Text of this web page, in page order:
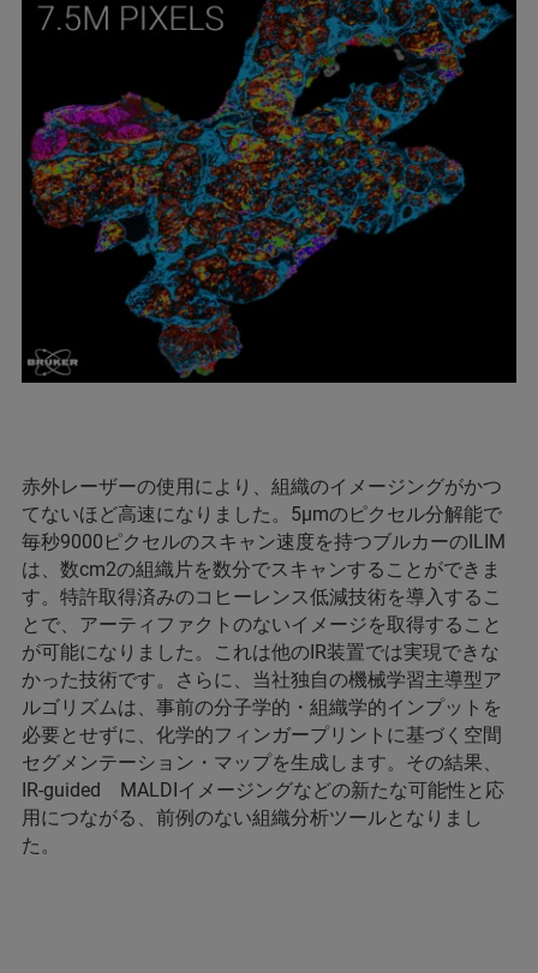
赤外レーザーの使用により、組織のイメージングがかつ
てないほど高速になりました。5μmのピクセル分解能で
毎秒9000ピクセルのスキャン速度を持つブルカーのILIM
は、数cm2の組織片を数分でスキャンすることができま
す。特許取得済みのコヒーレンス低減技術を導入するこ
とで、アーティファクトのないイメージを取得すること
が可能になりました。これは他のIR装置では実現できな
かった技術です。さらに、当社独自の機械学習主導型ア
ルゴリズムは、事前の分子学的・組織学的インプットを
必要とせずに、化学的フィンガープリントに基づく空間
セグメンテーション・マップを生成します。その結果、
IR-guided MALDIイメージングなどの新たな可能性と応
用につながる、前例のない組織分析ツールとなりまし
た。